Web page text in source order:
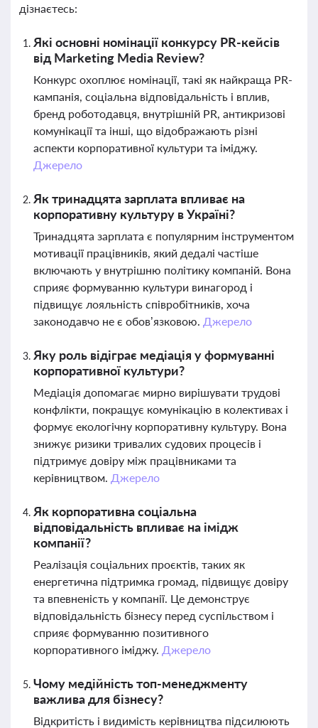
дізнаєтесь:
Які основні номінації конкурсу PR-кейсів
від Marketing Media Review?
Конкурс охоплює номінації, такі як найкраща PR-
кампанія, соціальна відповідальність і вплив,
бренд роботодавця, внутрішній PR, антикризові
комунікації та інші, що відображають різні
аспекти корпоративної культури та іміджу.
Джерело
Як тринадцята зарплата впливає на
корпоративну культуру в Україні?
Тринадцята зарплата є популярним інструментом
мотивації працівників, який дедалі частіше
включають у внутрішню політику компаній. Вона
сприяє формуванню культури винагород і
підвищує лояльність співробітників, хоча
законодавчо не є обов’язковою. Джерело
Яку роль відіграє медіація у формуванні
корпоративної культури?
Медіація допомагає мирно вирішувати трудові
конфлікти, покращує комунікацію в колективах і
формує екологічну корпоративну культуру. Вона
знижує ризики тривалих судових процесів і
підтримує довіру між працівниками та
керівництвом. Джерело
Як корпоративна соціальна
відповідальність впливає на імідж
компанії?
Реалізація соціальних проєктів, таких як
енергетична підтримка громад, підвищує довіру
та впевненість у компанії. Це демонструє
відповідальність бізнесу перед суспільством і
сприяє формуванню позитивного
корпоративного іміджу. Джерело
Чому медійність топ-менеджменту
важлива для бізнесу?
Відкритість і видимість керівництва підсилюють